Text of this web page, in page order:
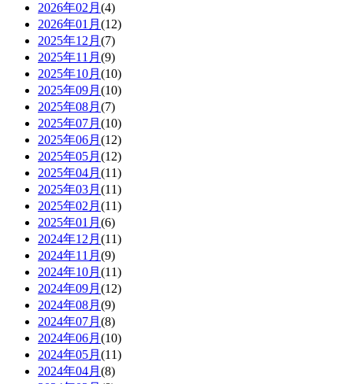
2026年02月 (4)
2026年01月 (12)
2025年12月 (7)
2025年11月 (9)
2025年10月 (10)
2025年09月 (10)
2025年08月 (7)
2025年07月 (10)
2025年06月 (12)
2025年05月 (12)
2025年04月 (11)
2025年03月 (11)
2025年02月 (11)
2025年01月 (6)
2024年12月 (11)
2024年11月 (9)
2024年10月 (11)
2024年09月 (12)
2024年08月 (9)
2024年07月 (8)
2024年06月 (10)
2024年05月 (11)
2024年04月 (8)